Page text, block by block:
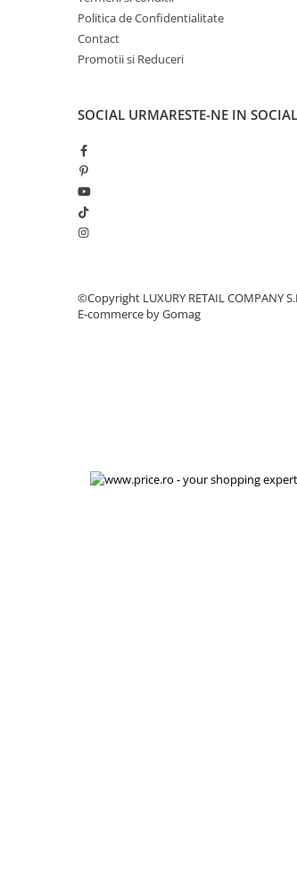
Politica de Confidentialitate
Contact
Promotii si Reduceri
SOCIAL URMARESTE-NE IN
©Copyright LUXURY RETAIL COMPANY
E-commerce by Gomag